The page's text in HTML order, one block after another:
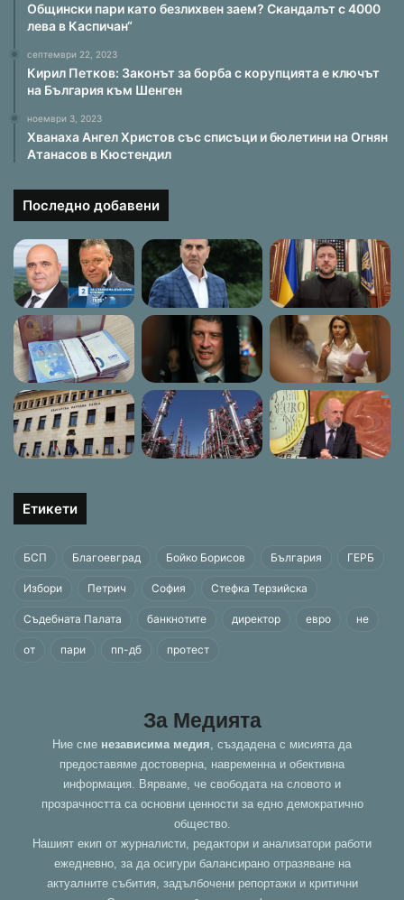
Общински пари като безлихвен заем? Скандалът с 4000
лева в Каспичан“
септември 22, 2023
Кирил Петков: Законът за борба с корупцията е ключът
на България към Шенген
ноември 3, 2023
Хванаха Ангел Христов със списъци и бюлетини на Огнян
Атанасов в Кюстендил
Последно добавени
Етикети
БСП Благоевград Бойко Борисов България ГЕРБ
Избори Петрич София Стефка Терзийска
Съдебната Палата банкнотите директор евро не
от пари пп-дб протест
За Медията
Ние сме независима медия , създадена с мисията да
предоставяме достоверна, навременна и обективна
информация. Вярваме, че свободата на словото и
прозрачността са основни ценности за едно демократично
общество.
Нашият екип от журналисти, редактори и анализатори работи
ежедневно, за да осигури балансирано отразяване на
актуалните събития, задълбочени репортажи и критични